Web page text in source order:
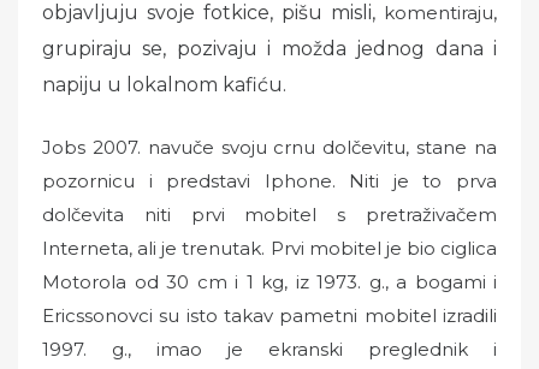
objavljuju svoje fotkice, pišu misli, komentiraju,
grupiraju se, pozivaju i možda jednog dana i
napiju u lokalnom kafiću.
Jobs 2007. navuče svoju crnu dolčevitu, stane na
pozornicu i predstavi Iphone. Niti je to prva
dolčevita niti prvi mobitel s pretraživačem
Interneta, ali je trenutak. Prvi mobitel je bio ciglica
Motorola od 30 cm i 1 kg, iz 1973. g., a bogami i
Ericssonovci su isto takav pametni mobitel izradili
1997. g., imao je ekranski preglednik i